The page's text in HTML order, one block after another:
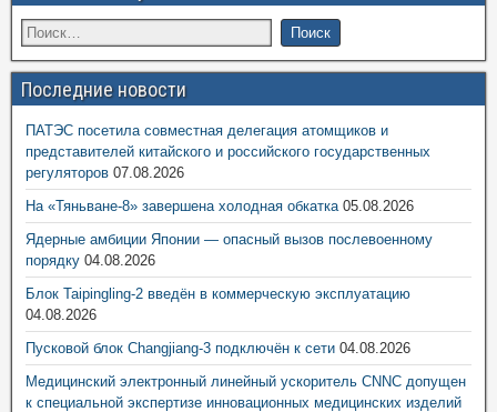
Последние новости
ПАТЭС посетила совместная делегация атомщиков и
представителей китайского и российского государственных
регуляторов 07.08.2026
На «Тяньване-8» завершена холодная обкатка 05.08.2026
Ядерные амбиции Японии — опасный вызов послевоенному
порядку 04.08.2026
Блок Taipingling-2 введён в коммерческую эксплуатацию
04.08.2026
Пусковой блок Changjiang-3 подключён к сети 04.08.2026
Медицинский электронный линейный ускоритель CNNC допущен
к специальной экспертизе инновационных медицинских изделий